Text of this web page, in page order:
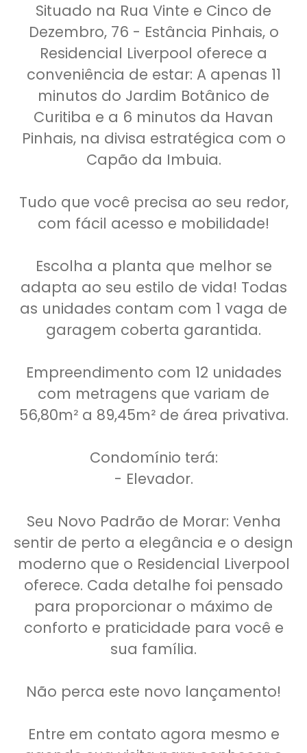
Situado na Rua Vinte e Cinco de
Dezembro, 76 - Estância Pinhais, o
Residencial Liverpool oferece a
conveniência de estar: A apenas 11
minutos do Jardim Botânico de
Curitiba e a 6 minutos da Havan
Pinhais, na divisa estratégica com o
Capão da Imbuia.
Tudo que você precisa ao seu redor,
com fácil acesso e mobilidade!
Escolha a planta que melhor se
adapta ao seu estilo de vida! Todas
as unidades contam com 1 vaga de
garagem coberta garantida.
Empreendimento com 12 unidades
com metragens que variam de
56,80m² a 89,45m² de área privativa.
Condomínio terá:
- Elevador.
Seu Novo Padrão de Morar: Venha
sentir de perto a elegância e o design
moderno que o Residencial Liverpool
oferece. Cada detalhe foi pensado
para proporcionar o máximo de
conforto e praticidade para você e
sua família.
Não perca este novo lançamento!
Entre em contato agora mesmo e